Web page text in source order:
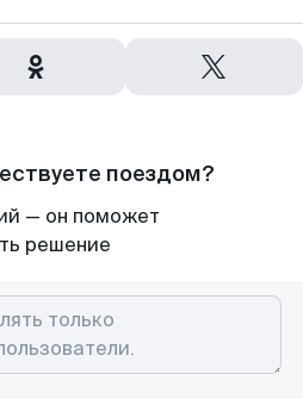
поездом?
— он поможет
решение